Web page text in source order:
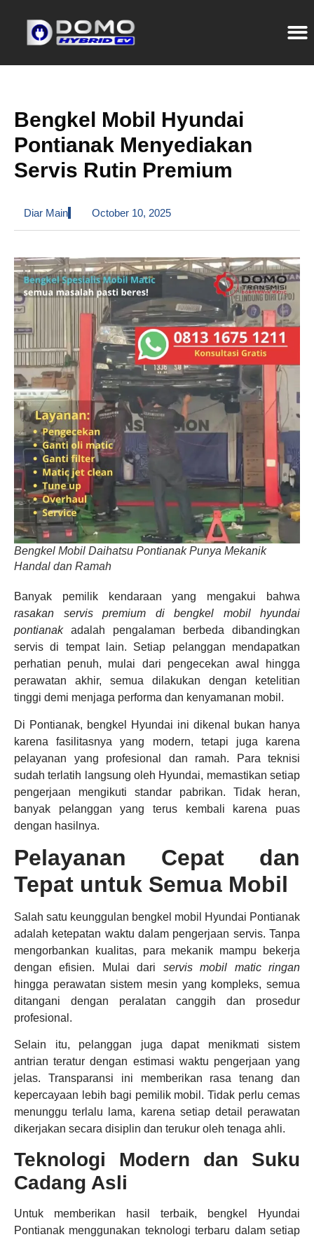
Bengkel Mobil Hyundai
Pontianak Menyediakan
Servis Rutin Premium
Diar Main October 10, 2025
Bengkel Mobil Daihatsu Pontianak Punya Mekanik
Handal dan Ramah
Banyak pemilik kendaraan yang mengakui bahwa
rasakan servis premium di bengkel mobil hyundai
pontianakadalah pengalaman berbeda dibandingkan
servis di tempat lain. Setiap pelanggan mendapatkan
perhatian penuh, mulai dari pengecekan awal hingga
perawatan akhir, semua dilakukan dengan ketelitian
tinggi demi menjaga performa dan kenyamanan mobil.
Di Pontianak, bengkel Hyundai ini dikenal bukan hanya
karena fasilitasnya yang modern, tetapi juga karena
pelayanan yang profesional dan ramah. Para teknisi
sudah terlatih langsung oleh Hyundai, memastikan setiap
pengerjaan mengikuti standar pabrikan. Tidak heran,
banyak pelanggan yang terus kembali karena puas
dengan hasilnya.
Pelayanan Cepat dan
Tepat untuk Semua Mobil
Salah satu keunggulan bengkel mobil Hyundai Pontianak
adalah ketepatan waktu dalam pengerjaan servis. Tanpa
mengorbankan kualitas, para mekanik mampu bekerja
dengan efisien. Mulai dari servis mobil matic ringan
hingga perawatan sistem mesin yang kompleks, semua
ditangani dengan peralatan canggih dan prosedur
profesional.
Selain itu, pelanggan juga dapat menikmati sistem
antrian teratur dengan estimasi waktu pengerjaan yang
jelas. Transparansi ini memberikan rasa tenang dan
kepercayaan lebih bagi pemilik mobil. Tidak perlu cemas
menunggu terlalu lama, karena setiap detail perawatan
dikerjakan secara disiplin dan terukur oleh tenaga ahli.
Teknologi Modern dan Suku
Cadang Asli
Untuk memberikan hasil terbaik, bengkel Hyundai
Pontianak menggunakan teknologi terbaru dalam setiap